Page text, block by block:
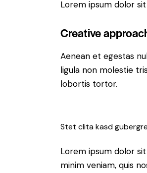
Lorem ipsum dolor
Creative
Aenean et egestas
ligula non molestie
lobortis tortor.
Stet clita kasd
Lorem ipsum dolor
minim veniam, quis